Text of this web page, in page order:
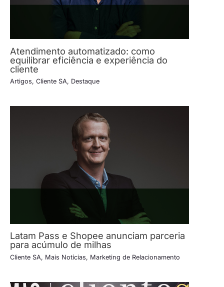
Atendimento automatizado: como
equilibrar eficiência e experiência do
cliente
Artigos, Cliente SA, Destaque
Latam Pass e Shopee anunciam parceria
para acúmulo de milhas
Cliente SA, Mais Notícias, Marketing de Relacionamento